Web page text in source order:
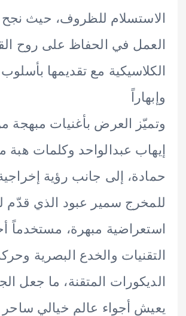
للظروف، حيث نجح صنّاع
في الحفاظ على روح القصة
مع تقديمها بأسلوب أكثر
العرض بأغنيات مبهجة من
عبدالواحد وكلمات هبة مشاري
إلى جانب رؤية إخراجية متقنة
سمير عبود الذي قدّم لوحات
مبهرة، مستخدماً أحدث
والخدع البصرية وحركة
المتقنة، ما جعل الجمهور
أجواء عالم خيالي ساحر